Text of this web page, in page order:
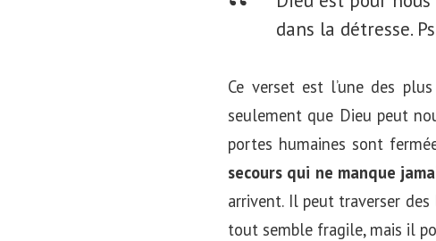
dans la détresse.
Ce verset est l’une des
seulement que Dieu peut
portes humaines sont
secours qui ne manque
arrivent. Il peut traverser
tout semble fragile, mais il